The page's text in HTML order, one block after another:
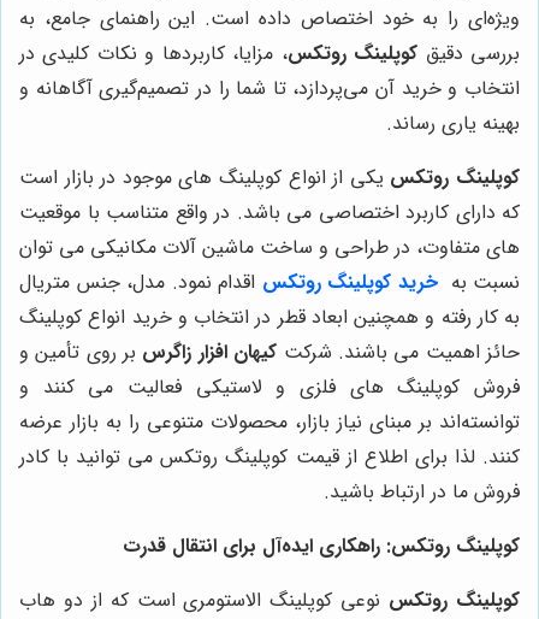
ویژه‌ای را به خود اختصاص داده است. این راهنمای جامع، به
بررسی دقیق کوپلینگ روتکس، مزایا، کاربردها و نکات کلیدی در
انتخاب و خرید آن می‌پردازد، تا شما را در تصمیم‌گیری آگاهانه و
بهینه یاری رساند.
کوپلینگ روتکس یکی از انواع کوپلینگ های موجود در بازار است
که دارای کاربرد اختصاصی می باشد. در واقع متناسب با موقعیت
های متفاوت، در طراحی و ساخت ماشین آلات مکانیکی می توان
نسبت به خرید کوپلینگ روتکس اقدام نمود. مدل، جنس متریال
به کار رفته و همچنین ابعاد قطر در انتخاب و خرید انواع کوپلینگ
حائز اهمیت می باشند. شرکت کیهان افزار زاگرس بر روی تأمین و
فروش کوپلینگ های فلزی و لاستیکی فعالیت می کنند و
توانسته‌اند بر مبنای نیاز بازار، محصولات متنوعی را به بازار عرضه
کنند. لذا برای اطلاع از قیمت کوپلینگ روتکس می توانید با کادر
فروش ما در ارتباط باشید.
کوپلینگ روتکس: راهکاری ایده‌آل برای انتقال قدرت
کوپلینگ روتکس نوعی کوپلینگ الاستومری است که از دو هاب